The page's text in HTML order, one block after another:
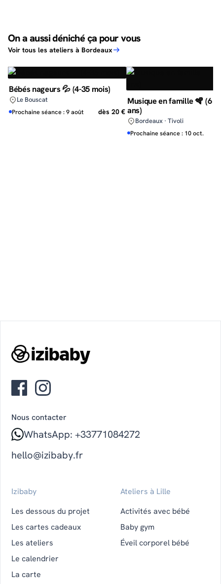
On a aussi déniché ça pour vous
Voir tous les ateliers à Bordeaux
Bébés nageurs 💦 (4-35 mois)
Le Bouscat
Prochaine séance : 9 août
dès 20 €
Musique en famille 🪇 (6
ans)
Bordeaux · Tivoli
Prochaine séance : 10 oct.
Nous contacter
WhatsApp: +33771084272
hello@izibaby.fr
Izibaby
Les dessous du projet
Les cartes cadeaux
Les ateliers
Le calendrier
La carte
Ateliers à Lille
Activités avec bébé
Baby gym
Éveil corporel bébé